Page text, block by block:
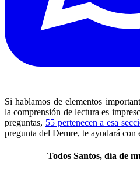
Si hablamos de elementos
la comprensión de lectura es
preguntas, 55 pertenecen a esa
pregunta del Demre, te ayudará con
Todos Santos, día de